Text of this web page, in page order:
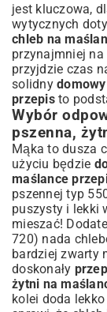
jest kluczowa,
wytycznych
chleb na
przynajmniej
przyjdzie czas
solidny
przepisto
Wybór
pszenna,
Mąka to dusza
użyciu będzie
maślance
pszennej typ
puszysty i lekki
mieszać!
720) nada
bardziej zwarty
doskonały
żytni na
kolei doda